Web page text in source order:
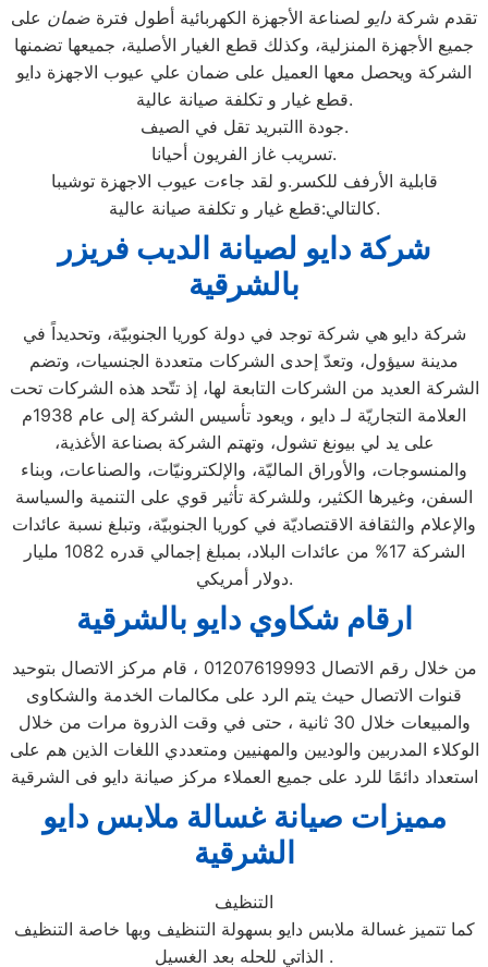
تقدم شركة دايو لصناعة الأجهزة الكهربائية أطول فترة ضمان على
جميع الأجهزة المنزلية، وكذلك قطع الغيار الأصلية، جميعها تضمنها
الشركة ويحصل معها العميل على ضمان علي عيوب الاجهزة دايو
قطع غيار و تكلفة صيانة عالية.
جودة االتبريد تقل في الصيف.
تسريب غاز الفريون أحيانا.
قابلية الأرفف للكسر.و لقد جاءت عيوب الاجهزة توشيبا
كالتالي:قطع غيار و تكلفة صيانة عالية.
شركة دايو لصيانة الديب فريزر
بالشرقية
شركة دايو هي شركة توجد في دولة كوريا الجنوبيّة، وتحديداً في
مدينة سيؤول، وتعدّ إحدى الشركات متعددة الجنسيات، وتضم
الشركة العديد من الشركات التابعة لها، إذ تتّحد هذه الشركات تحت
العلامة التجاريّة لـ دايو ، ويعود تأسيس الشركة إلى عام 1938م
على يد لي بيونغ تشول، وتهتم الشركة بصناعة الأغذية،
والمنسوجات، والأوراق الماليّة، والإلكترونيّات، والصناعات، وبناء
السفن، وغيرها الكثير، وللشركة تأثير قوي على التنمية والسياسة
والإعلام والثقافة الاقتصاديّة في كوريا الجنوبيّة، وتبلغ نسبة عائدات
الشركة 17% من عائدات البلاد، بمبلغ إجمالي قدره 1082 مليار
دولار أمريكي.
ارقام شكاوي دايو بالشرقية
من خلال رقم الاتصال 01207619993 ، قام مركز الاتصال بتوحيد
قنوات الاتصال حيث يتم الرد على مكالمات الخدمة والشكاوى
والمبيعات خلال 30 ثانية ، حتى في وقت الذروة مرات من خلال
الوكلاء المدربين والوديين والمهنيين ومتعددي اللغات الذين هم على
استعداد دائمًا للرد على جميع العملاء مركز صيانة دايو فى الشرقية
مميزات صيانة غسالة ملابس دايو
الشرقية
التنظيف
كما تتميز غسالة ملابس دايو بسهولة التنظيف وبها خاصة التنظيف
الذاتي للحله بعد الغسيل .